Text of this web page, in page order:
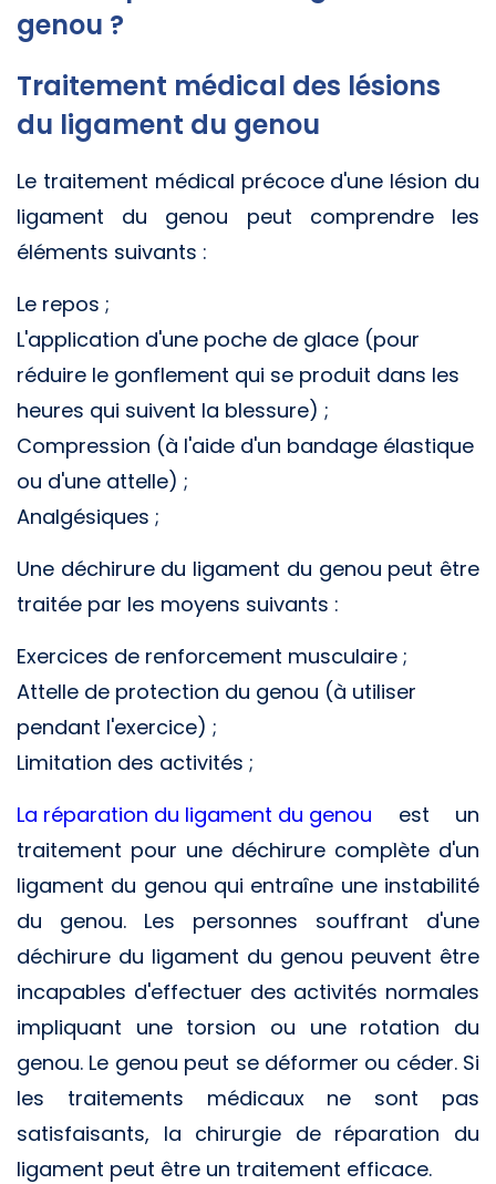
genou ?
Traitement médical des lésions
du ligament du genou
Le traitement médical précoce d'une lésion du
ligament du genou peut comprendre les
éléments suivants :
Le repos ;
L'application d'une poche de glace (pour
réduire le gonflement qui se produit dans les
heures qui suivent la blessure) ;
Compression (à l'aide d'un bandage élastique
ou d'une attelle) ;
Analgésiques ;
Une déchirure du ligament du genou peut être
traitée par les moyens suivants :
Exercices de renforcement musculaire ;
Attelle de protection du genou (à utiliser
pendant l'exercice) ;
Limitation des activités ;
La réparation du ligament du genou est un
traitement pour une déchirure complète d'un
ligament du genou qui entraîne une instabilité
du genou. Les personnes souffrant d'une
déchirure du ligament du genou peuvent être
incapables d'effectuer des activités normales
impliquant une torsion ou une rotation du
genou. Le genou peut se déformer ou céder. Si
les traitements médicaux ne sont pas
satisfaisants, la chirurgie de réparation du
ligament peut être un traitement efficace.